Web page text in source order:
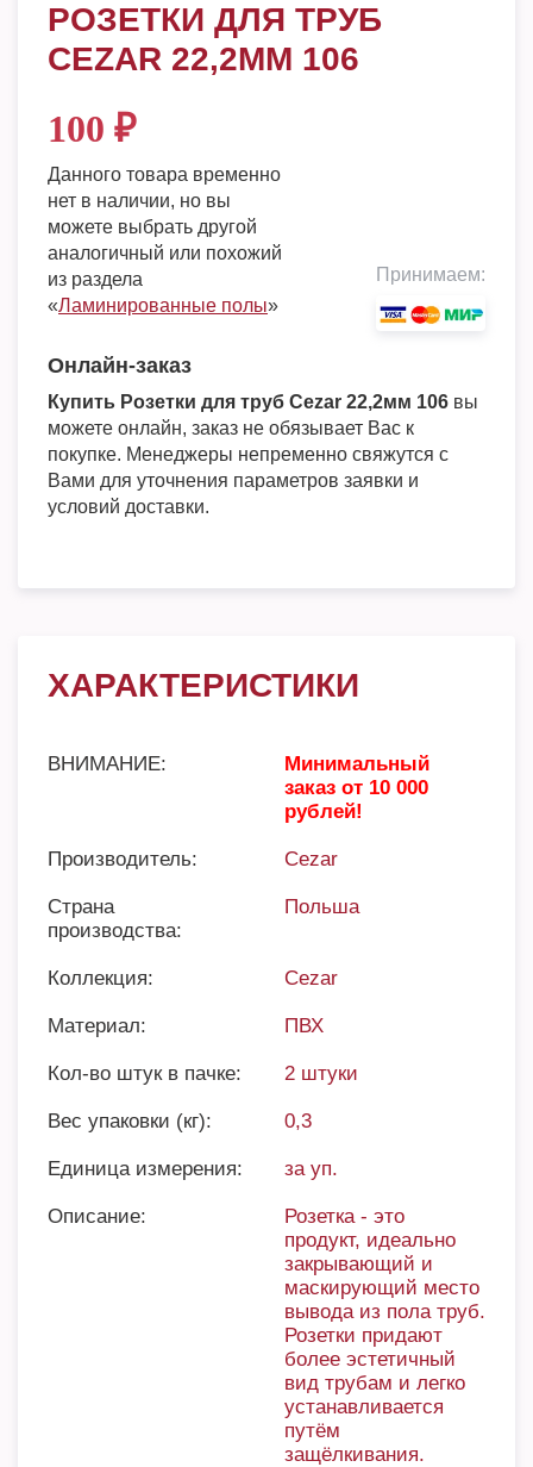
РОЗЕТКИ ДЛЯ ТРУБ
CEZAR 22,2ММ 106
100 ₽
Данного товара временно
нет в наличии, но вы
можете выбрать другой
аналогичный или похожий
из раздела
«Ламинированные полы»
Принимаем:
Онлайн-заказ
Купить Розетки для труб Cezar 22,2мм 106 вы
можете онлайн, заказ не обязывает Вас к
покупке. Менеджеры непременно свяжутся с
Вами для уточнения параметров заявки и
условий доставки.
ХАРАКТЕРИСТИКИ
ВНИМАНИЕ:
Минимальный
заказ от 10 000
рублей!
Производитель: Cezar
Страна
производства:
Польша
Коллекция: Cezar
Материал: ПВХ
Кол-во штук в пачке: 2 штуки
Вес упаковки (кг): 0,3
Единица измерения: за уп.
Описание:
Розетка - это
продукт, идеально
закрывающий и
маскирующий место
вывода из пола труб.
Розетки придают
более эстетичный
вид трубам и легко
устанавливается
путём
защёлкивания.